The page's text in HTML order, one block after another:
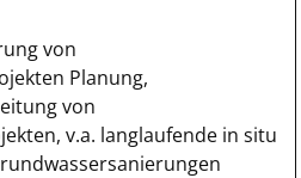
von
Planung,
von
v.a. langlaufende in situ